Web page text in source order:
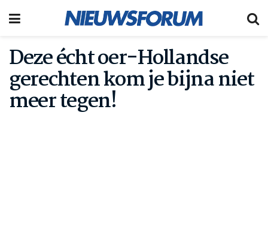
Deze écht oer-Hollandse
gerechten kom je bijna niet
meer tegen!